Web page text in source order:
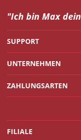
"Ich bin Max dein
SUPPORT
UNTERNEHMEN
ZAHLUNGSARTEN
FILIALE